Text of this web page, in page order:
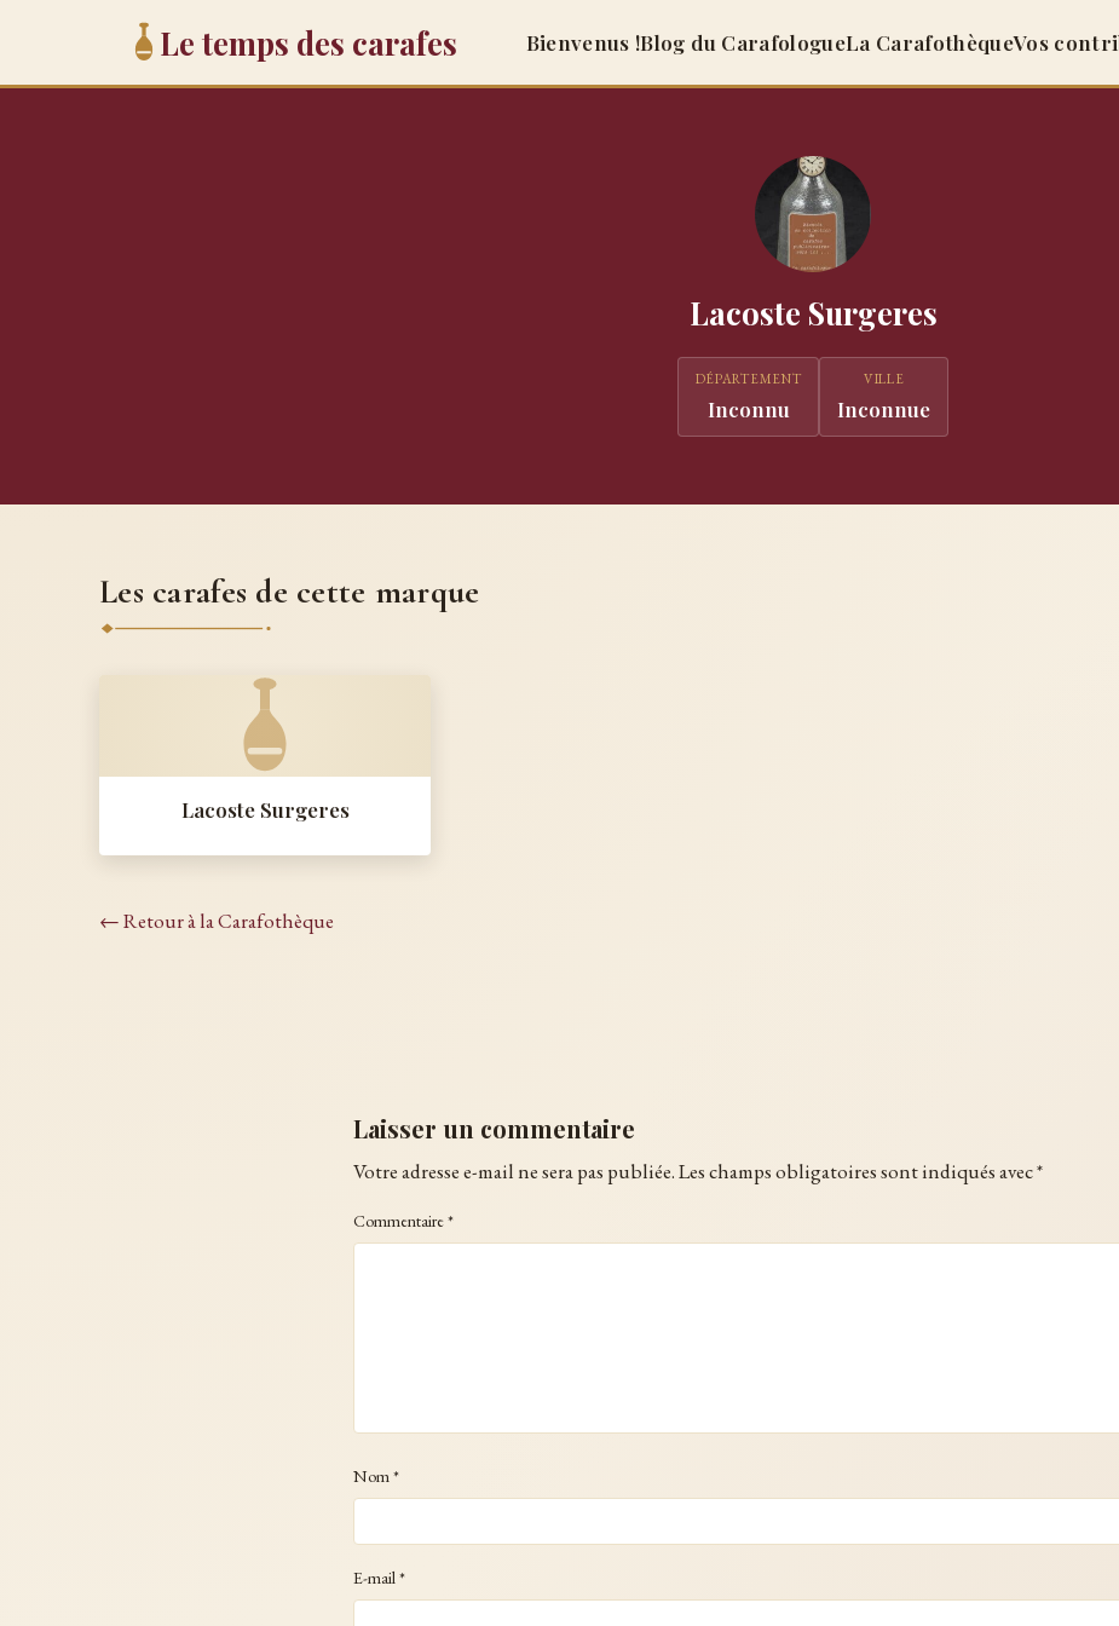
Le temps des carafes Bienvenus !Blog du CarafologueLa CarafothèqueVos
Lacoste Surgeres
DÉPARTEMENT
Inconnu
VILLE
Inconnue
Les carafes de cette marque
Lacoste Surgeres
← Retour à la Carafothèque
Laisser un commentaire
Votre adresse e-mail ne sera pas publiée.Les champs obligatoires sont indiqués avec*
Commentaire*
Nom*
E-mail*